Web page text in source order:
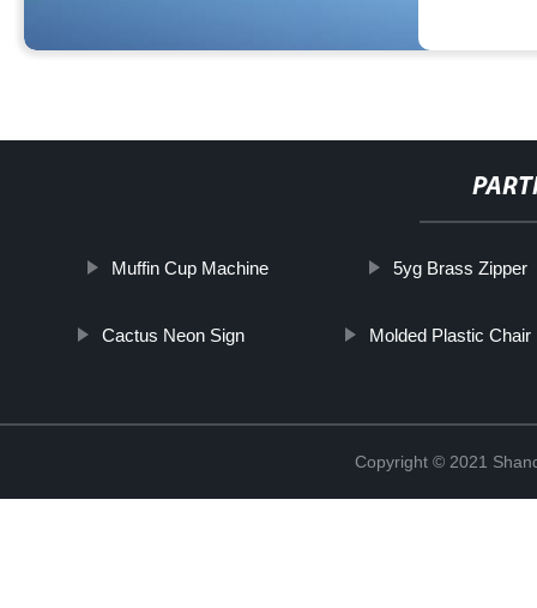
Muffin Cup Machine 5yg Brass Zipper
Cactus Neon Sign Molded Plastic Chair
Copyright © 2021